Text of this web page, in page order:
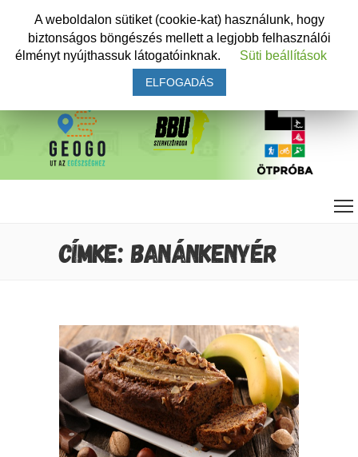
CÍMKE: BANÁNKENYÉR
A weboldalon sütiket (cookie-kat) használunk, hogy
biztonságos böngészés mellett a legjobb felhasználói
élményt nyújthassuk látogatóinknak.
Süti beállítások
ELFOGADÁS